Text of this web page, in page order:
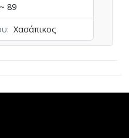
89
Χασάπικος